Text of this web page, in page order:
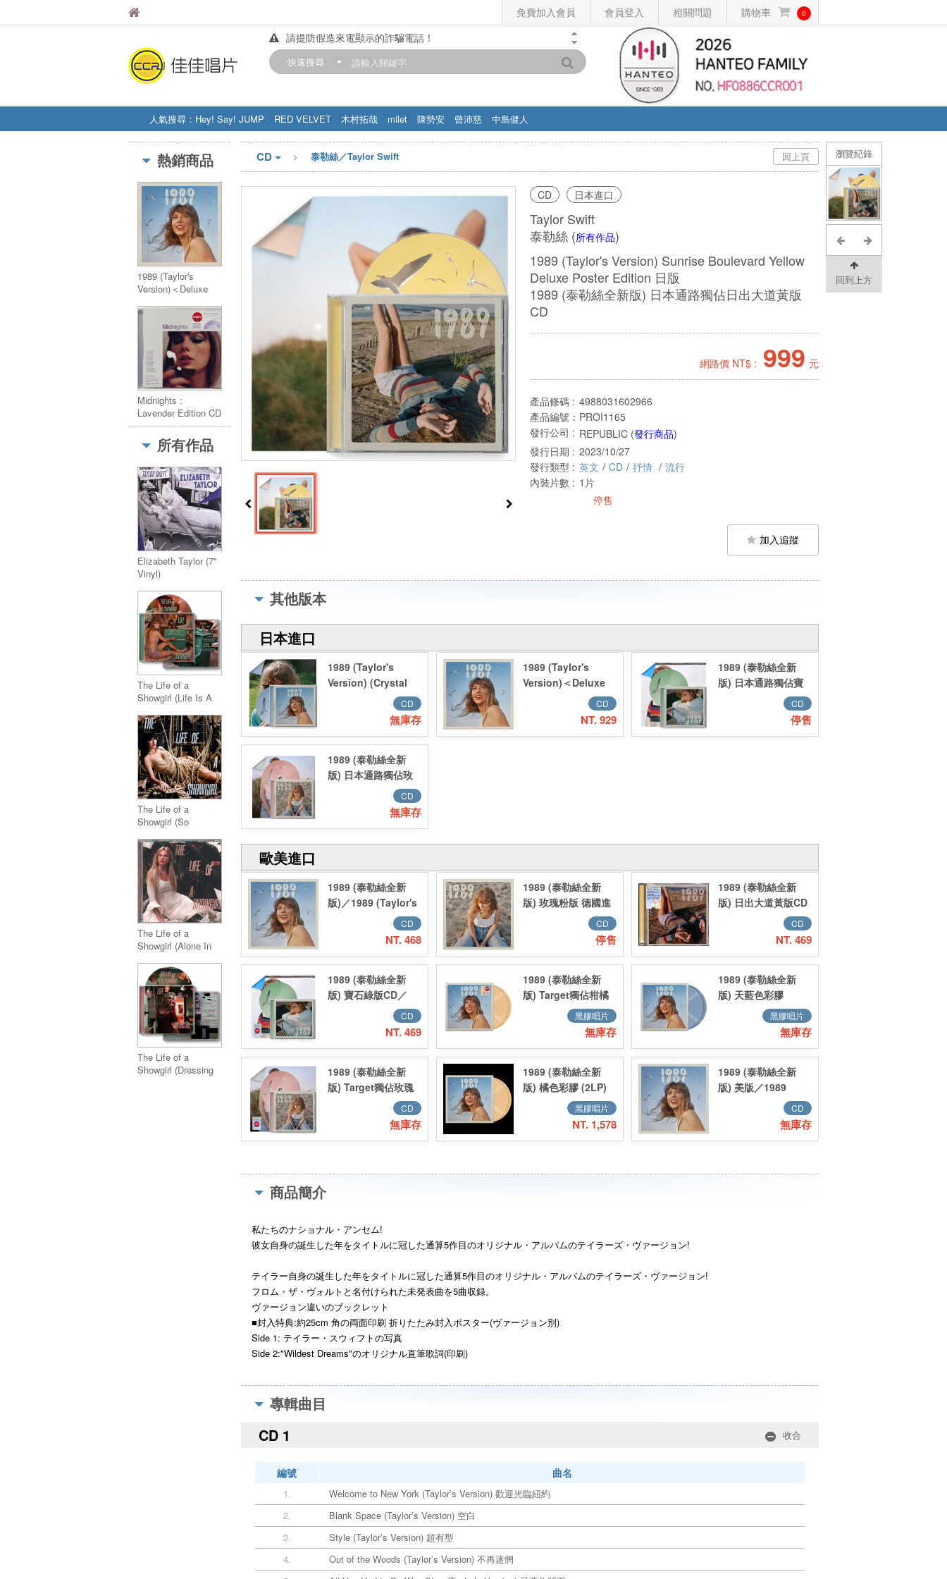
免費加入會員 會員登入 相關問題 購物車 0
佳佳唱片
請提防假造來電顯示的詐騙電話！
【中華門市營業時間調整公告】
快速搜尋
人氣搜尋： Hey! Say! JUMP RED VELVET 木村拓哉 milet 陳勢安 曾沛慈
中島健人
STRAY KIDS
盧廣仲 周杰伦
瀏覽紀錄
回到上方
熱銷商品
1989 (Taylor's
Version)＜Deluxe
企画限定盤)
Midnights :
Lavender Edition CD
(Target Exclusive)
薰衣草CD版本
所有作品
Elizabeth Taylor (7"
Vinyl)
The Life of a
Showgirl (Life Is A
Version)
The Life of a
Showgirl (So
Version)
The Life of a
Showgirl (Alone In
Version)
The Life of a
Showgirl (Dressing
回上頁
CD 泰勒絲／Taylor Swift
CD 日本進口
Taylor Swift
泰勒絲 (所有作品)
1989 (Taylor's Version) Sunrise Boulevard Yellow
Deluxe Poster Edition 日版
1989 (泰勒絲全新版) 日本通路獨佔日出大道黃版
CD
網路價 NT$ : 999 元
產品條碼 : 4988031602966
產品編號： PROI1165
發行公司 : REPUBLIC (發行商品)
發行日期 : 2023/10/27
發行類型 : 英文 / CD / 抒情 / 流行
內裝片數 : 1片
停售
加入追蹤
其他版本
日本進口
1989 (Taylor's
Version) (Crystal
CD
無庫存
1989 (Taylor's
Version)＜Deluxe
Edition＞(日本独自
CD
NT. 929
1989 (泰勒絲全新
版) 日本通路獨佔寶
石綠版CD／1989
(Taylor's Version)
Aquamarine Green
CD
停售
1989 (泰勒絲全新
版) 日本通路獨佔玫
瑰粉版CD／1989
(Taylor's Version)
Rose Garden Pink
CD
無庫存
歐美進口
1989 (泰勒絲全新
版)／1989 (Taylor's
CD
NT. 468
1989 (泰勒絲全新
版) 玫瑰粉版 德國進
口／1989 (Taylor's
Garden Pink 德國
進口
CD
停售
1989 (泰勒絲全新
版) 日出大道黃版CD
／1989 (Taylor's
Version) Sunrise
Boulevard Yellow
Deluxe Poster
Edition
CD
NT. 469
1989 (泰勒絲全新
版) 寶石綠版CD／
1989 (Taylor's
Aquamarine Green
Deluxe Poster
Edition
CD
NT. 469
1989 (泰勒絲全新
版) Target獨佔柑橘
彩膠／1989
(Taylor's Version)
Tangerine Edition
(Target Exclusive,
Vinyl)
黑膠唱片
無庫存
1989 (泰勒絲全新
版) 天藍色彩膠
(2LP)／1989
(Taylor's Version)
Crystal Skies Blue
(2LP)
黑膠唱片
無庫存
1989 (泰勒絲全新
版) Target獨佔玫瑰
粉版CD 美版／1989
(Taylor's Version)
Rose Garden Pink
CD
無庫存
1989 (泰勒絲全新
版) 橘色彩膠 (2LP)
／1989 (Taylor's
Tangerine (2LP)
黑膠唱片
NT. 1,578
1989 (泰勒絲全新
版) 美版／1989
(Taylor's Version)
CD
無庫存
商品簡介
私たちのナショナル・アンセム!
彼女自身の誕生した年をタイトルに冠した通算5作目のオリジナル・アルバムのテイラーズ・ヴァージョン!
テイラー自身の誕生した年をタイトルに冠した通算5作目のオリジナル・アルバムのテイラーズ・ヴァージョン!
フロム・ザ・ヴォルトと名付けられた未発表曲を5曲収録。
ヴァージョン違いのブックレット
■封入特典:約25cm 角の両面印刷 折りたたみ封入ポスター(ヴァージョン別)
Side 1: テイラー・スウィフトの写真
Side 2:"Wildest Dreams"のオリジナル直筆歌詞(印刷)
專輯曲目
收合
CD 1
編號 曲名
1.
Welcome to New York (Taylor’s Version) 歡迎光臨紐約
2.
Blank Space (Taylor’s Version) 空白
3.
Style (Taylor’s Version) 超有型
4.
Out of the Woods (Taylor’s Version) 不再迷惘